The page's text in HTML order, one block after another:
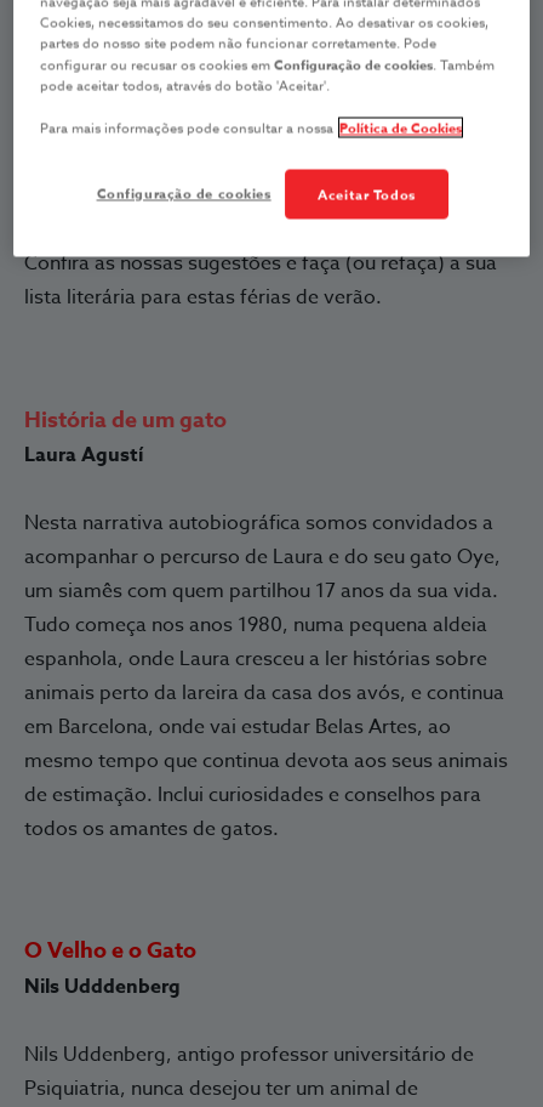
policiais, livros de autoajuda ou devorar biografias,
mas caso tenha um ou vários animais de estimação,
por certo que vai gostar de ler histórias sobre cães ou
gatos e deixar-se arrebatar pela forma como
encantam a vida de quem tem o privilégio de se
cruzar no seu caminho.
Confira as nossas sugestões e faça (ou refaça) a sua
lista literária para estas férias de verão.
História de um gato
Laura Agustí
Nesta narrativa autobiográfica somos convidados a
acompanhar o percurso de Laura e do seu gato Oye,
um siamês com quem partilhou 17 anos da sua vida.
Tudo começa nos anos 1980, numa pequena aldeia
espanhola, onde Laura cresceu a ler histórias sobre
animais perto da lareira da casa dos avós, e continua
em Barcelona, onde vai estudar Belas Artes, ao
mesmo tempo que continua devota aos seus animais
de estimação. Inclui curiosidades e conselhos para
todos os amantes de gatos.
O Velho e o Gato
Nils Udddenberg
Nils Uddenberg, antigo professor universitário de
Psiquiatria, nunca desejou ter um animal de
Cookies, necessitamos do seu consentimento. Ao desativar os cookies,
partes do nosso site podem não funcionar corretamente. Pode
configurar ou recusar os cookies emConfiguração de cookies. Também
pode aceitar todos, através do botão 'Aceitar'.
Para mais informações pode consultar a nossa Política de Cookies
Aceitar Todos
Configuração de cookies